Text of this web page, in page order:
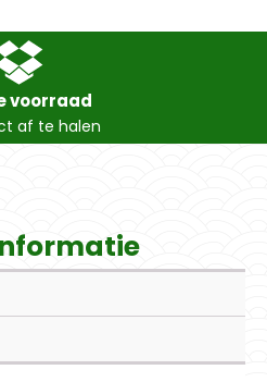
voorraad
af te halen